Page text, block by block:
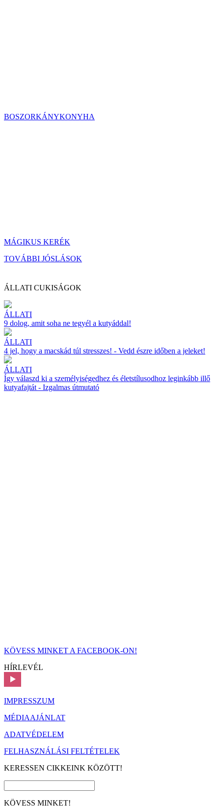
BOSZORKÁNYKONYHA
MÁGIKUS KERÉK
TOVÁBBI JÓSLÁSOK
ÁLLATI CUKISÁGOK
ÁLLATI
9 dolog, amit soha ne tegyél a kutyáddal!
ÁLLATI
4 jel, hogy a macskád túl stresszes! - Vedd észre időben a jeleket!
ÁLLATI
Így válaszd ki a személyiségedhez és életstílusodhoz leginkább illő
kutyafajtát - Izgalmas útmutató
KÖVESS MINKET A FACEBOOK-ON!
HÍRLEVÉL
IMPRESSZUM
MÉDIAAJÁNLAT
ADATVÉDELEM
FELHASZNÁLÁSI FELTÉTELEK
KERESSEN CIKKEINK KÖZÖTT!
KÖVESS MINKET!